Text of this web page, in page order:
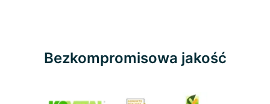
Bezkompromisowa jakość